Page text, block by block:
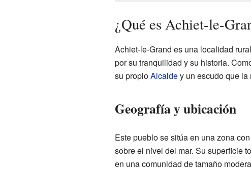
¿Qué es Achiet-le-
Achiet-le-Grand es una localidad
por su tranquilidad y su historia.
su propioAlcaldey un escudo que la
Geografía y ubicación
Este pueblo se sitúa en una zona
sobre el nivel del mar. Su superficie
en una comunidad de tamaño